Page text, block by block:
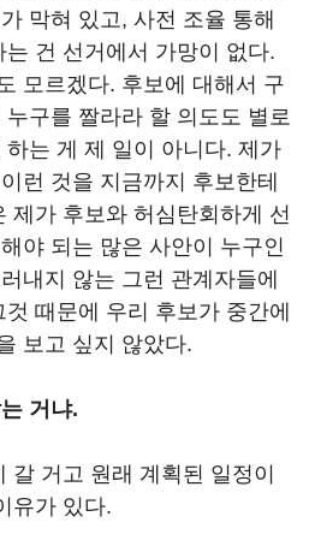
막혀 있고, 사전 조율 통해
건 선거에서 가망이 없다.
모르겠다. 후보에 대해서 구
구를 짤라라 할 의도도 별로
는 게 제 일이 아니다. 제가
런 것을 지금까지 후보한테
제가 후보와 허심탄회하게 선
야 되는 많은 사안이 누구인
내지 않는 그런 관계자들에
때문에 우리 후보가 중간에
보고 싶지 않았다.
거냐.
갈 거고 원래 계획된 일정이
유가 있다.